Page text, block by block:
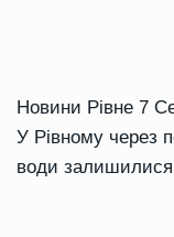
Новини Рівне 7
У Рівному через
води залишилися